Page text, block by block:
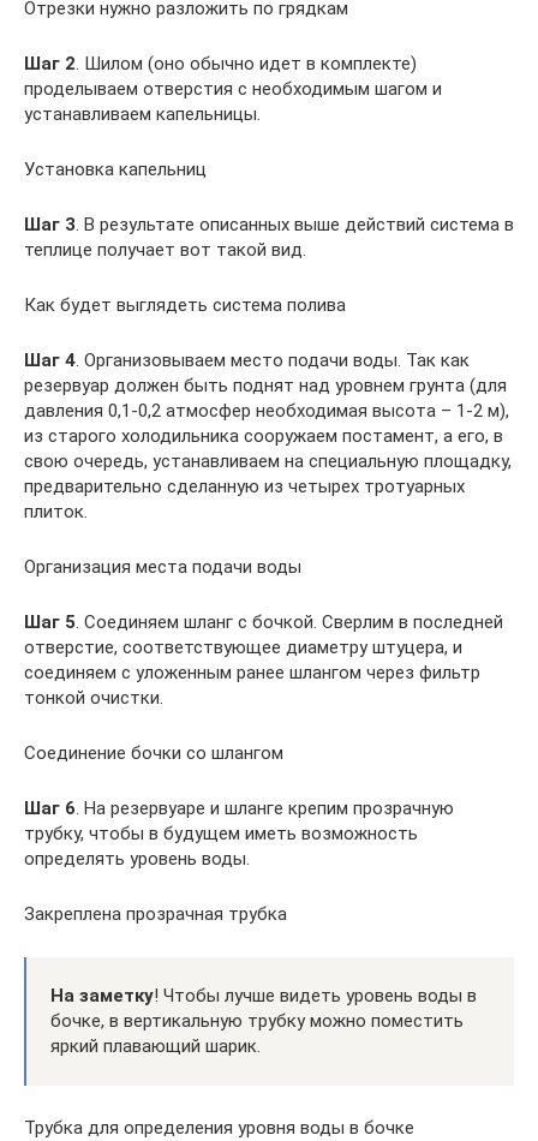
Отрезки нужно разложить по грядкам
Шаг 2 . Шилом (оно обычно идет в комплекте)
проделываем отверстия с необходимым шагом и
устанавливаем капельницы.
Установка капельниц
Шаг 3 . В результате описанных выше действий система в
теплице получает вот такой вид.
Как будет выглядеть система полива
Шаг 4 . Организовываем место подачи воды. Так как
резервуар должен быть поднят над уровнем грунта (для
давления 0,1-0,2 атмосфер необходимая высота – 1-2 м),
из старого холодильника сооружаем постамент, а его, в
свою очередь, устанавливаем на специальную площадку,
предварительно сделанную из четырех тротуарных
плиток.
Организация места подачи воды
Шаг 5 . Соединяем шланг с бочкой. Сверлим в последней
отверстие, соответствующее диаметру штуцера, и
соединяем с уложенным ранее шлангом через фильтр
тонкой очистки.
Соединение бочки со шлангом
Шаг 6 . На резервуаре и шланге крепим прозрачную
трубку, чтобы в будущем иметь возможность
определять уровень воды.
Закреплена прозрачная трубка
На заметку! Чтобы лучше видеть уровень воды в
бочке, в вертикальную трубку можно поместить
яркий плавающий шарик.
Трубка для определения уровня воды в бочке